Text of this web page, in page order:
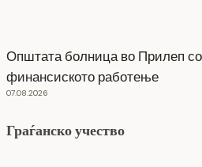
Општата болница во Прилеп со
финансиското работење
07.08.2026
Граѓанско учество